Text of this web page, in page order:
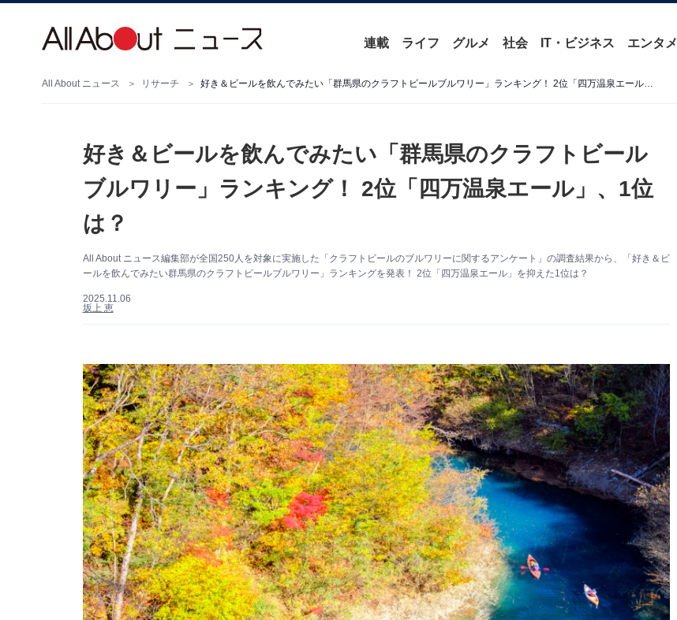
連載 ライフ グルメ 社会 IT・ビジネス エンタメ
All About ニュース リサーチ 好き＆ビールを飲んでみたい「群馬県のクラフトビールブルワリー」ランキング！ 2位「四万温泉エール」、1位は？
好き＆ビールを飲んでみたい「群馬県のクラフトビール
ブルワリー」ランキング！ 2位「四万温泉エール」、1位
は？
All About ニュース編集部が全国250人を対象に実施した「クラフトビールのブルワリーに関するアンケート」の調査結果から、「好き＆ビ
ールを飲んでみたい群馬県のクラフトビールブルワリー」ランキングを発表！ 2位「四万温泉エール」を抑えた1位は？
2025.11.06
坂上 恵